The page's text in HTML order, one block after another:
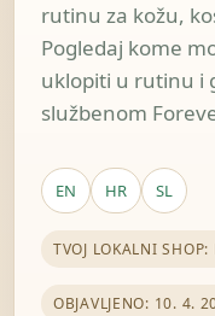
rutinu za kožu,
Pogledaj kome
uklopiti u rutinu i
službenom
EN HR SL
TVOJ LOKALNI SHOP:
OBJAVLJENO: 10. 4.